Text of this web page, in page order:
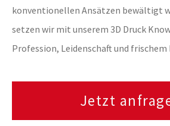
konventionellen Ansätzen bewältigt
setzen wir mit unserem 3D Druck
Profession, Leidenschaft und frischem
Jetzt